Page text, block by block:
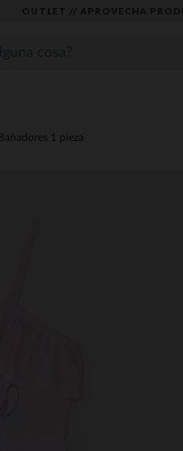
OUTLET // APROVECHA
Bañadores 1 pieza